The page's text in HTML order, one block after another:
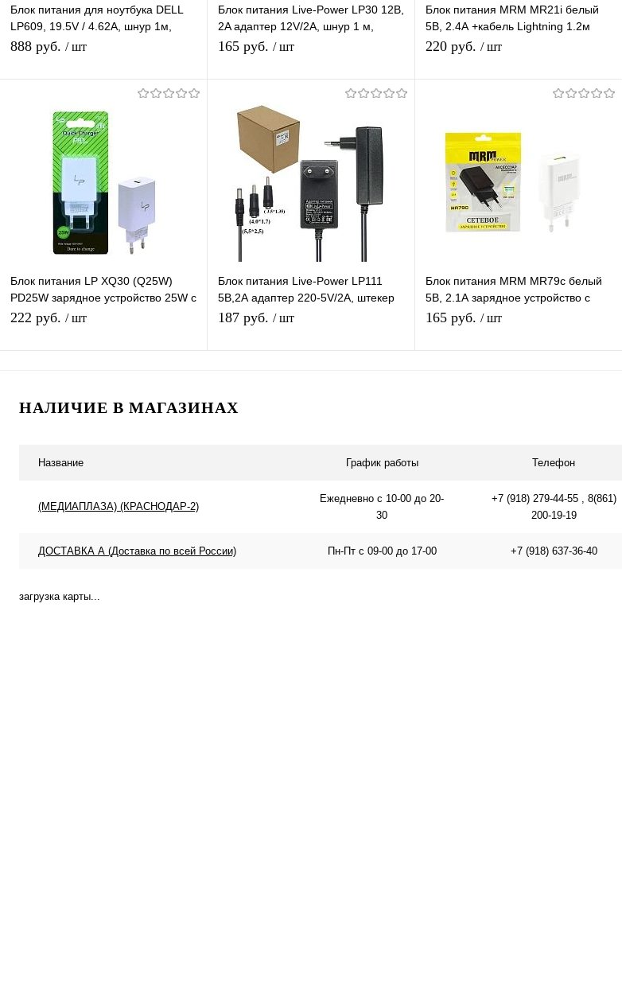
Блок питания для ноутбука DELL
LP609, 19.5V / 4.62A, шнур 1м,
штекер 4.5*3.0
888 руб. / шт
Купить в 1 клик
В избранное
Блок питания Live-Power LP30 12В,
2A адаптер 12V/2A, шнур 1 м,
штекер 5.5*2,5 мм
165 руб. / шт
Купить в 1 клик К сравнению
В избранное
Блок питания MRM MR21i белый
5В, 2.4А +кабель Lightning 1.2м
зарядное устройство с USB
220 руб. / шт
Купить в 1 клик
В избранное Под заказ
Блок питания LP XQ30 (Q25W)
PD25W зарядное устройство 25W с
Type-C портом
222 руб. / шт
Блок питания Live-Power LP111
5В,2А адаптер 220-5V/2A, штекер
5,5*2,5мм +2 насадки
187 руб. / шт
Блок питания MRM MR79c белый
5В, 2.1А зарядное устройство с
USB портом
165 руб. / шт
НАЛИЧИЕ В МАГАЗИНАХ
Название График работы Телефон
(МЕДИАПЛАЗА) (КРАСНОДАР-2)
Ежедневно с 10-00 до 20-
30
+7 (918) 279-44-55 , 8(861)
200-19-19
ДОСТАВКА А (Доставка по всей России) Пн-Пт с 09-00 до 17-00 +7 (918) 637-36-40
загрузка карты...